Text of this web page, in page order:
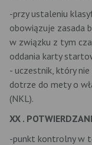
-przy ustaleniu
obowiązuje zasada
w związku z tym
oddania karty
- uczestnik, który
dotrze do mety o
(NKL).
XX .
-punkt kontrolny w